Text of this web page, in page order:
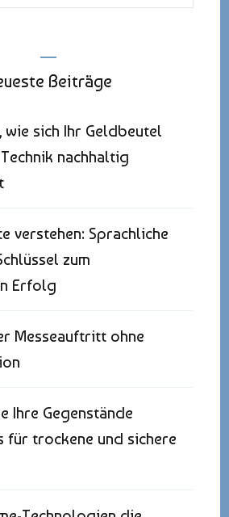
Beiträge
wie sich Ihr Geldbeutel
nachhaltig
verstehen: Sprachliche
zum
Erfolg
Messeauftritt ohne
Ihre Gegenstände
für trockene und sichere